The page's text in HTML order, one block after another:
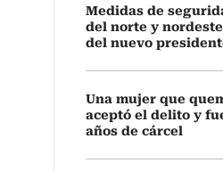
Medidas de
del norte y
del nuevo
Una mujer que
aceptó el delito y
años de cárcel